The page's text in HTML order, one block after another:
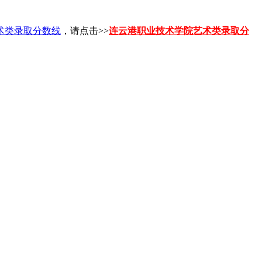
类录取分数线 ，请点击>>连云港职业技术学院艺术类录取分